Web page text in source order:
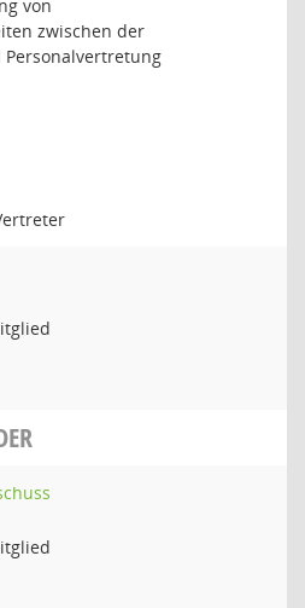
von
zwischen der